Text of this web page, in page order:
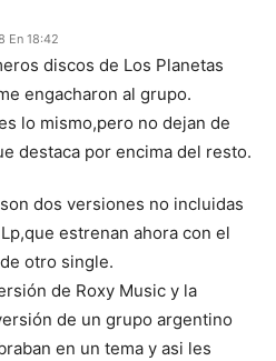
En 18:42
discos de Los Planetas
engacharon al grupo.
lo mismo,pero no dejan de
destaca por encima del resto.
dos versiones no incluidas
estrenan ahora con el
otro single.
de Roxy Music y la
de un grupo argentino
en un tema y asi les